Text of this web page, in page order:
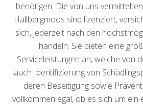
benötigen. Die von uns
Hallbergmoos sind lizenziert,
sich, jederzeit nach den
handeln. Sie bieten eine
Serviceleistungen an, welche von
auch Identifizierung von
deren Beseitigung sowie
vollkommen egal, ob es sich um ein